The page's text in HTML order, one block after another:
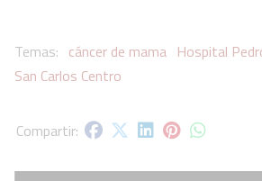
cáncer de mama Hospital
San Carlos Centro